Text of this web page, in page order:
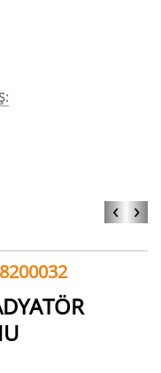
‹ ›